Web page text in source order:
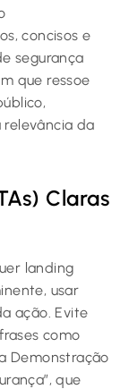
concisos e
segurança
que ressoe
da
Claras
landing
usar
ação. Evite
como
Demonstração
que